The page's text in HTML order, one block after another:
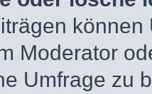
Moderator
Umfrage zu